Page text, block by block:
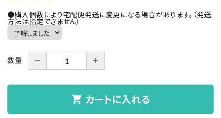
●購入個数により宅配便発送に変更になる場合があります。（発送
方法は指定できません）
数量 － ＋
shopping_cart カートに入れる